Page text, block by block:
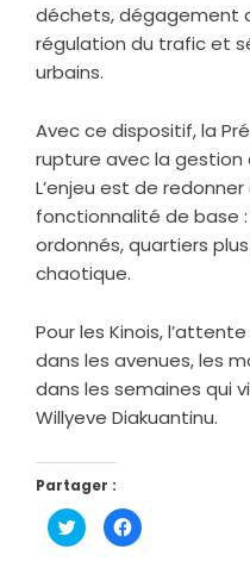
déchets, dégagement
régulation du trafic et
urbains.
Avec ce dispositif, la
rupture avec la gestion
L’enjeu est de
fonctionnalité de base
ordonnés, quartiers
chaotique.
Pour les Kinois,
dans les avenues, les
dans les semaines qui
Willyeve Diakuantinu.
Partager :
Cliquez
pour
partager
Cliquez
pour